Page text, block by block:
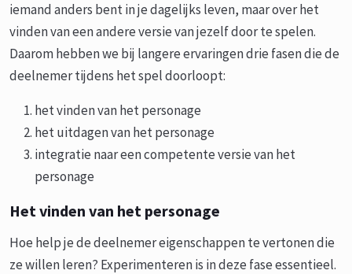
iemand anders bent in je dagelijks leven, maar over het
vinden van een andere versie van jezelf door te spelen.
Daarom hebben we bij langere ervaringen drie fasen die de
deelnemer tijdens het spel doorloopt:
het vinden van het personage
het uitdagen van het personage
integratie naar een competente versie van het
personage
Het vinden van het personage
Hoe help je de deelnemer eigenschappen te vertonen die
ze willen leren? Experimenteren is in deze fase essentieel.